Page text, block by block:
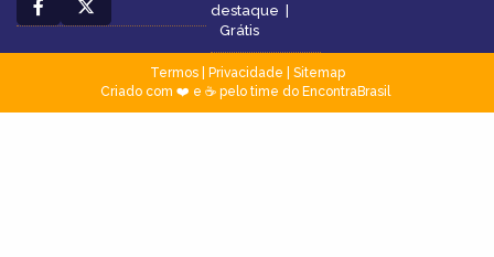
destaque |
Grátis
Termos| Privacidade
Sitemap
Criado com ❤️ e ☕ pelo time do EncontraBrasil